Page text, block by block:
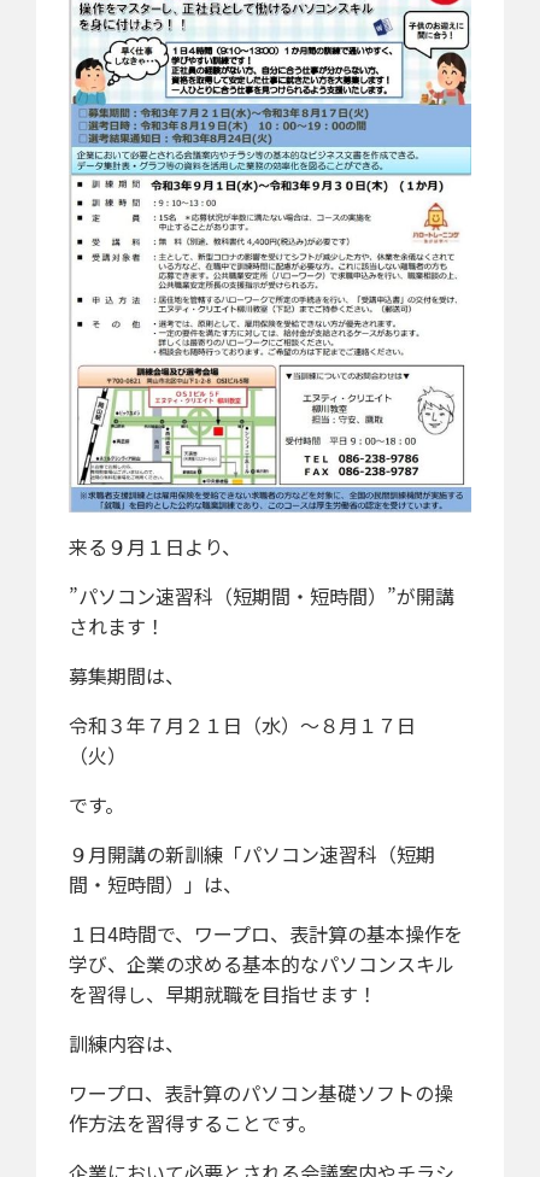
来る９月１日より、
”パソコン速習科（短期間・短時間）”が開講
されます！
募集期間は、
令和３年７月２１日（水）～８月１７日
（火）
です。
９月開講の新訓練「パソコン速習科（短期
間・短時間）」は、
１日4時間で、ワープロ、表計算の基本操作を
学び、企業の求める基本的なパソコンスキル
を習得し、早期就職を目指せます！
訓練内容は、
ワープロ、表計算のパソコン基礎ソフトの操
作方法を習得することです。